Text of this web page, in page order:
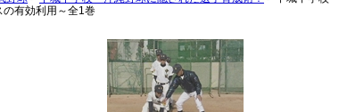
有効利用～全1巻